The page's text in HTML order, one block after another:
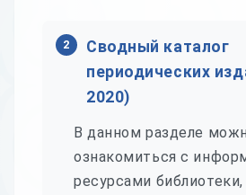
2
Сводный каталог
периодических
2020)
В данном разделе
ознакомиться с
ресурсами